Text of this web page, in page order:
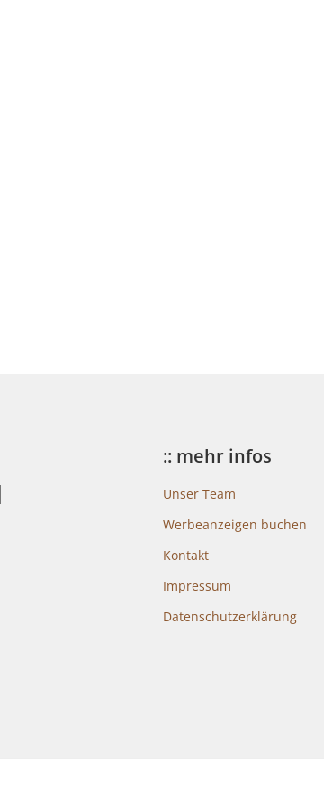
:: mehr infos
Unser Team
Werbeanzeigen buchen
Kontakt
Impressum
Datenschutzerklärung